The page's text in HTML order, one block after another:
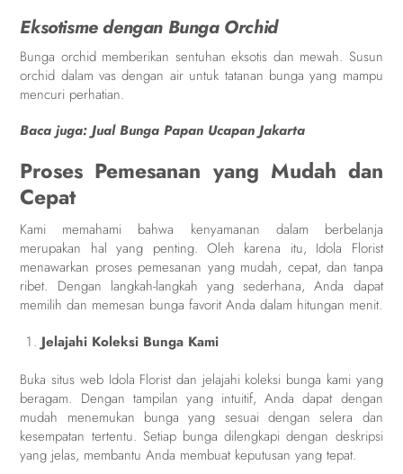
Eksotisme dengan Bunga Orchid
Bunga orchid memberikan sentuhan eksotis dan mewah. Susun
orchid dalam vas dengan air untuk tatanan bunga yang mampu
mencuri perhatian.
Baca juga:Jual Bunga Papan Ucapan Jakarta
Proses Pemesanan yang Mudah dan
Cepat
Kami memahami bahwa kenyamanan dalam berbelanja
merupakan hal yang penting. Oleh karena itu, Idola Florist
menawarkan proses pemesanan yang mudah, cepat, dan tanpa
ribet. Dengan langkah-langkah yang sederhana, Anda dapat
memilih dan memesan bunga favorit Anda dalam hitungan menit.
Jelajahi Koleksi Bunga Kami
Buka situs web Idola Florist dan jelajahi koleksi bunga kami yang
beragam. Dengan tampilan yang intuitif, Anda dapat dengan
mudah menemukan bunga yang sesuai dengan selera dan
kesempatan tertentu. Setiap bunga dilengkapi dengan deskripsi
yang jelas, membantu Anda membuat keputusan yang tepat.